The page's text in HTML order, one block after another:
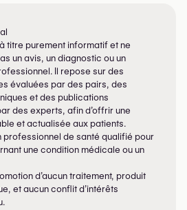
titre purement informatif et ne
un avis, un diagnostic ou un
Il repose sur des
évaluées par des pairs, des
et des publications
des experts, afin d’offrir une
et actualisée aux patients.
professionnel de santé qualifié pour
une condition médicale ou un
d’aucun traitement, produit
et aucun conflit d’intérêts